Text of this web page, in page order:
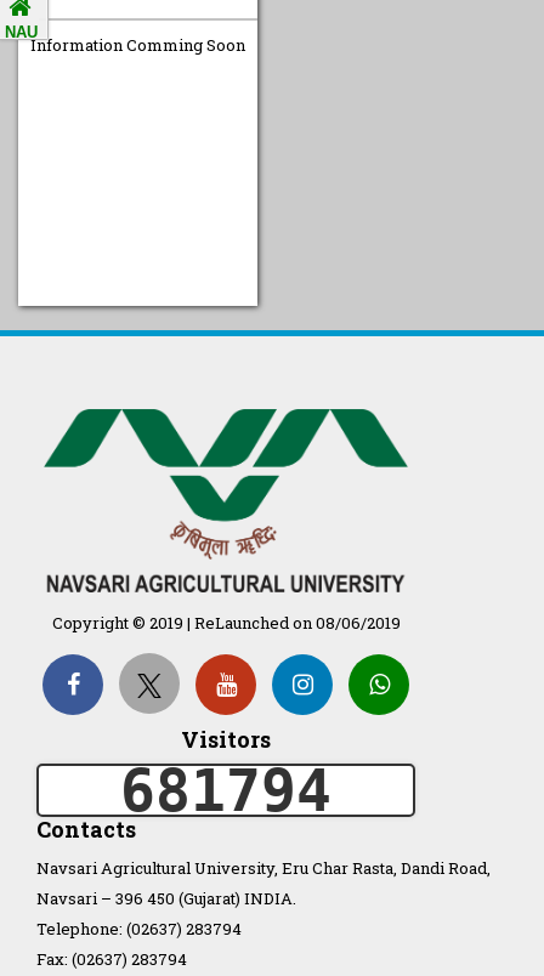
information in Gujarati
પ્રાકૃતિક કૃષિ (ખેતી)
દેશી ગાય આધારિત પ્રાકૃતિક
गुणवत्ता युक्त कृषि-शिक्षा एक पहल" -
भारतीय कृषि अनुसंधान परिषद की
25वीं अखिल भारतीय कृषि प्रवेश
परीक्षा 2020
Organization Structure
ખેડુત માર્ગદર્શિકા
Accreditation Certificate
Information Comming Soon
Copyright © 2019 | ReLaunched on 08/06/2019
Visitors
681794
Contacts
Navsari Agricultural University, Eru Char Rasta, Dandi Road,
Navsari – 396 450 (Gujarat) INDIA.
Telephone: (02637) 283794
Fax: (02637) 283794
NAU